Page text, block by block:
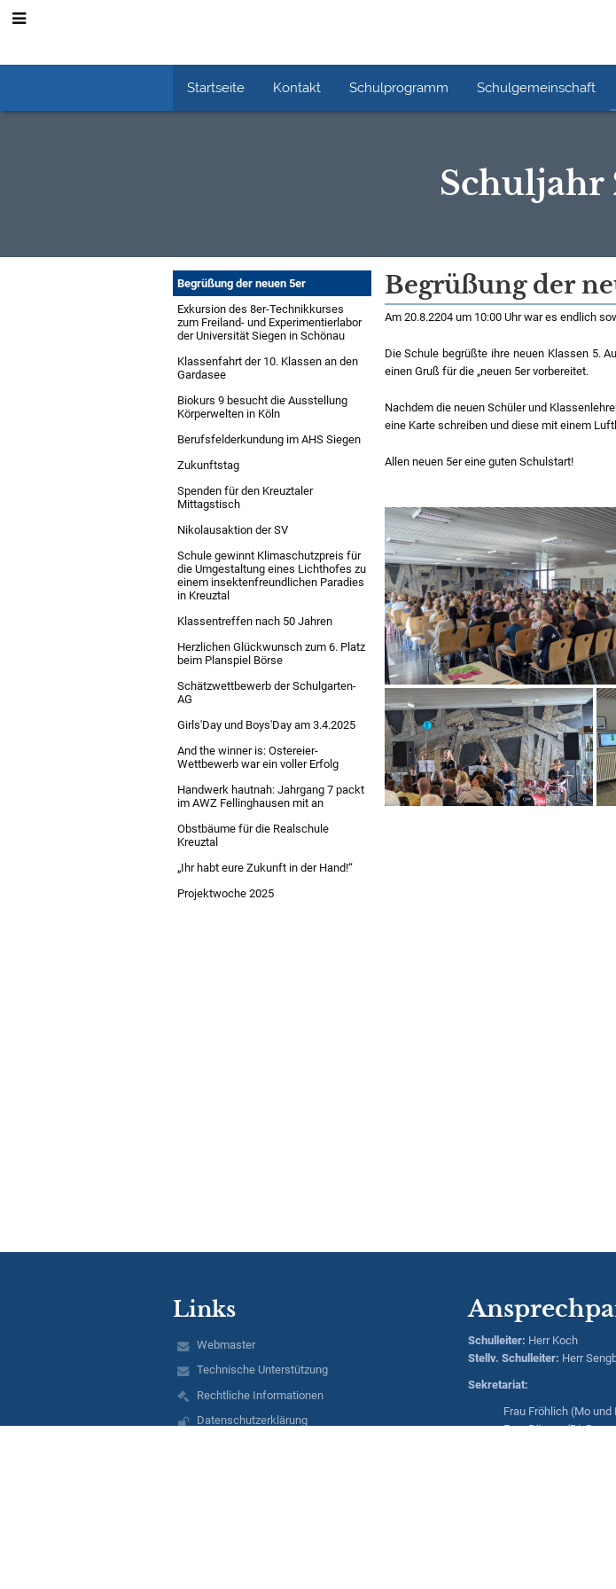
Startseite Kontakt Schulprogramm Schulgemeinschaft
Schuljahr
Schuljahr
2024/25
Begrüßung der neuen 5er
Exkursion des 8er-Technikkurses
zum Freiland- und Experimentierlabor
der Universität Siegen in Schönau
Klassenfahrt der 10. Klassen an den
Gardasee
Biokurs 9 besucht die Ausstellung
Körperwelten in Köln
Berufsfelderkundung im AHS Siegen
Zukunftstag
Spenden für den Kreuztaler
Mittagstisch
Nikolausaktion der SV
Schule gewinnt Klimaschutzpreis für
die Umgestaltung eines Lichthofes zu
einem insektenfreundlichen Paradies
in Kreuztal
Klassentreffen nach 50 Jahren
Herzlichen Glückwunsch zum 6. Platz
beim Planspiel Börse
Schätzwettbewerb der Schulgarten-
AG
Girls'Day und Boys'Day am 3.4.2025
And the winner is: Ostereier-
Wettbewerb war ein voller Erfolg
Handwerk hautnah: Jahrgang 7 packt
im AWZ Fellinghausen mit an
Obstbäume für die Realschule
Kreuztal
„Ihr habt eure Zukunft in der Hand!“
Projektwoche 2025
Begrüßung der
Am 20.8.2204 um 10:00 Uhr war es endlich
Die Schule begrüßte ihre neuen Klassen 5.
einen Gruß für die „neuen 5er vorbereitet.
Nachdem die neuen Schüler und
eine Karte schreiben und diese mit einem
Allen neuen 5er eine guten Schulstart!
Links
Webmaster
Technische Unterstützung
Rechtliche Informationen
Datenschutzerklärung
Schulleiter: Herr Koch
Stellv. Schulleiter: Herr
Sekretariat:
Frau Fröhlich (Mo und
Frau Römer (Di, Do